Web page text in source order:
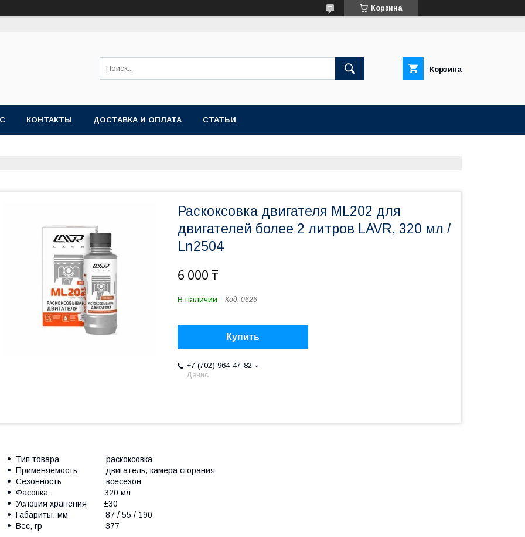
Корзина
Корзина
КОНТАКТЫ ДОСТАВКА И ОПЛАТА СТАТЬИ
Раскоксовка двигателя ML202 для
двигателей более 2 литров LAVR, 320 мл /
Ln2504
6 000 ₸
В наличии Код: 0626
Купить
+7 (702) 964-47-82
Денис
Тип товара раскоксовка
Применяемость двигатель, камера сгорания
Сезонность всесезон
Фасовка 320 мл
Условия хранения ±30
Габариты, мм 87 / 55 / 190
Вес, гр 377